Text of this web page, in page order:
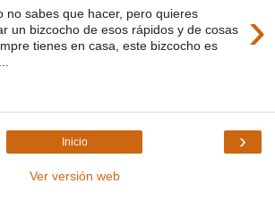
›
no sabes que hacer, pero quieres
un bizcocho de esos rápidos y de cosas
tienes en casa, este bizcocho es
›
Inicio
Ver versión web